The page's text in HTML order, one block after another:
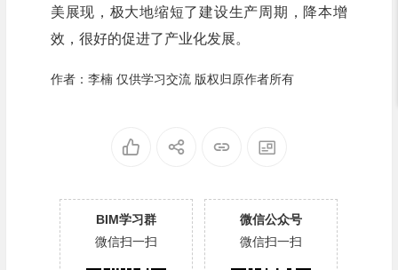
美展现，极大地缩短了建设生产周期，降本增
效，很好的促进了产业化发展。
作者：李楠 仅供学习交流 版权归原作者所有
BIM学习群
微信扫一扫
微信公众号
微信扫一扫